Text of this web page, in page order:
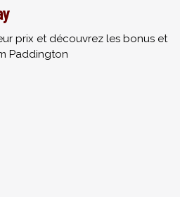
prix et découvrez les bonus et
Paddington